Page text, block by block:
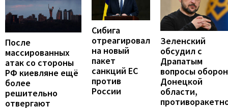
После
массированных
атак со стороны
РФ киевляне ещё
более
решительно
отвергают
Сибига
отреагировал
на новый
пакет
санкций ЕС
против
России
Зеленский
обсудил с
Драпатым
вопросы
Донецкой
области,